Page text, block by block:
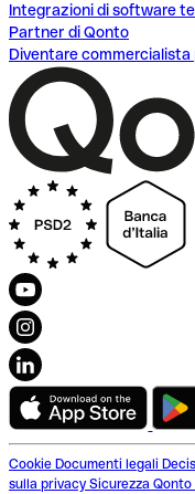
Integrazioni di software
Partner di Qonto
Diventare
Cookie Documenti legali
sulla privacy Sicurezza Qonto